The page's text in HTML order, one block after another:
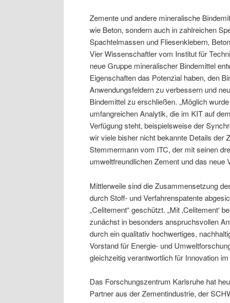
Zemente und andere mineralische
wie Beton, sondern auch in zahlreichen
Spachtelmassen und Fliesenklebern,
Vier Wissenschaftler vom Institut für
neue Gruppe mineralischer Bindemittel
Eigenschaften das Potenzial haben, den
Anwendungsfeldern zu verbessern und
Bindemittel zu erschließen. „Möglich
umfangreichen Analytik, die im KIT auf
Verfügung steht, beispielsweise der
wir viele bisher nicht bekannte Details der
Stemmermann vom ITC, der mit seinen
umweltfreundlichen Zement und das neue
Mittlerweile sind die Zusammensetzung
durch Stoff- und Verfahrenspatente
„Celitement“ geschützt. „Mit ‚Celitement‘
zunächst in besonders anspruchsvollen
durch ein qualitativ hochwertiges,
Vorstand für Energie- und
gleichzeitig verantwortlich für Innovation im
Das Forschungszentrum Karlsruhe hat
Partner aus der Zementindustrie, der